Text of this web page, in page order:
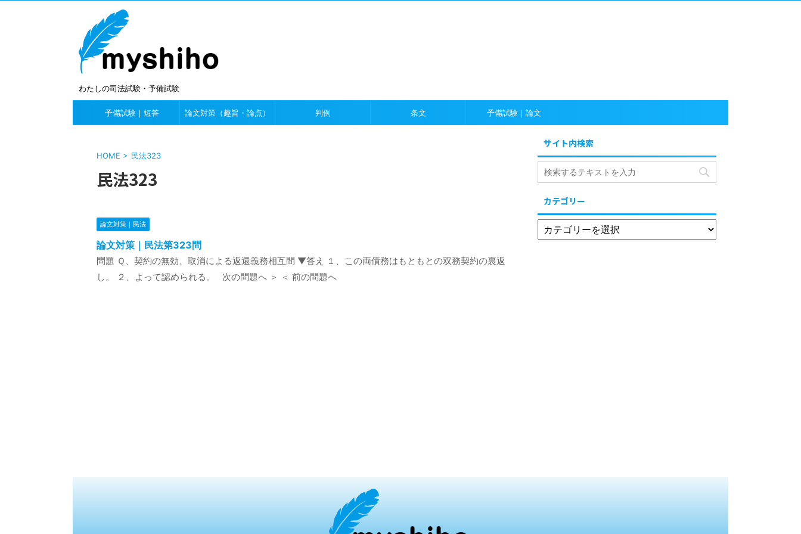
わたしの司法試験・予備試験
予備試験｜短答 論文対策（趣旨・論点） 判例 条文 予備試験｜論文
HOME > 民法323
民法323
論文対策｜民法
論文対策｜民法第323問
問題 Ｑ、契約の無効、取消による返還義務相互間 ▼答え １、この両債務はもともとの双務契約の裏返
し。 ２、よって認められる。 次の問題へ ＞ ＜ 前の問題へ
サイト内検索
カテゴリー